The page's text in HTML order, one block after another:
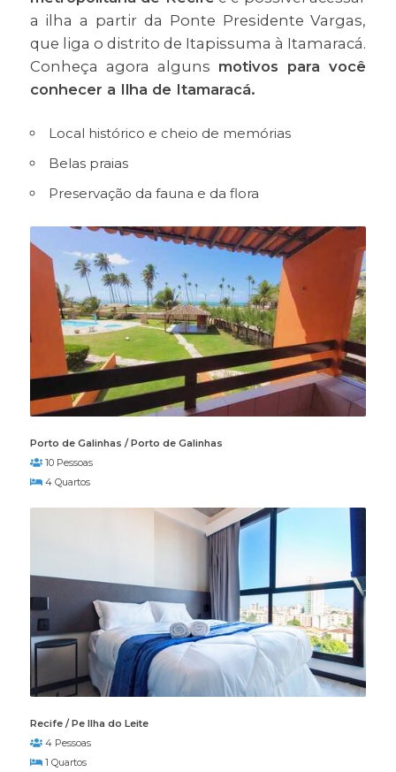
a ilha a partir da Ponte Presidente Vargas,
que liga o distrito de Itapissuma à Itamaracá.
Conheça agora alguns motivos para você
conhecer a Ilha de Itamaracá.
Local histórico e cheio de memórias
Belas praias
Preservação da fauna e da flora
Porto de Galinhas / Porto de Galinhas
10 Pessoas
4 Quartos
Recife / Pe Ilha do Leite
4 Pessoas
1 Quartos